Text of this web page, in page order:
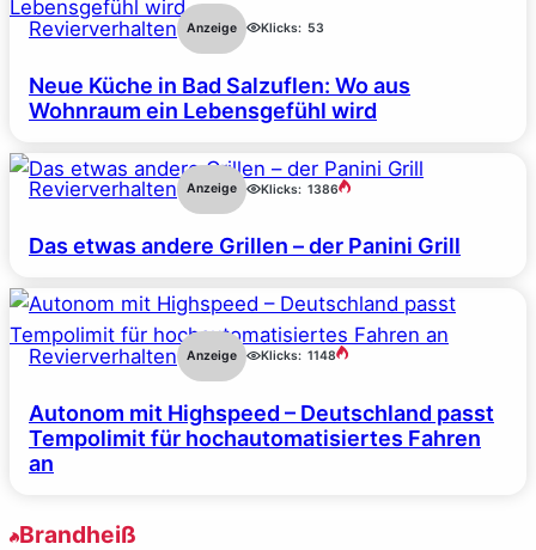
Revierverhalten Anzeige Klicks: 53
Neue Küche in Bad Salzuflen: Wo aus
Wohnraum ein Lebensgefühl wird
Revierverhalten Anzeige Klicks: 1386
Das etwas andere Grillen – der Panini Grill
Revierverhalten Anzeige Klicks: 1148
Autonom mit Highspeed – Deutschland passt
Tempolimit für hochautomatisiertes Fahren
an
Brandheiß